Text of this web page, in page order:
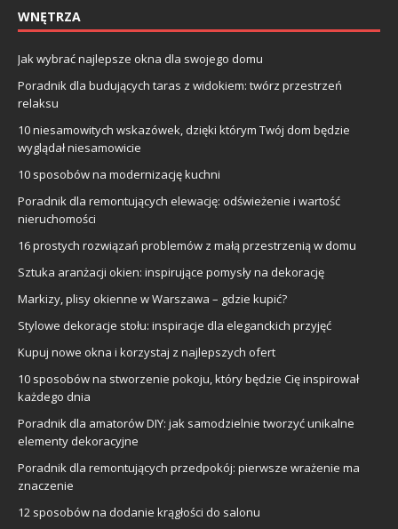
WNĘTRZA
Jak wybrać najlepsze okna dla swojego domu
Poradnik dla budujących taras z widokiem: twórz przestrzeń
relaksu
10 niesamowitych wskazówek, dzięki którym Twój dom będzie
wyglądał niesamowicie
10 sposobów na modernizację kuchni
Poradnik dla remontujących elewację: odświeżenie i wartość
nieruchomości
16 prostych rozwiązań problemów z małą przestrzenią w domu
Sztuka aranżacji okien: inspirujące pomysły na dekorację
Markizy, plisy okienne w Warszawa – gdzie kupić?
Stylowe dekoracje stołu: inspiracje dla eleganckich przyjęć
Kupuj nowe okna i korzystaj z najlepszych ofert
10 sposobów na stworzenie pokoju, który będzie Cię inspirował
każdego dnia
Poradnik dla amatorów DIY: jak samodzielnie tworzyć unikalne
elementy dekoracyjne
Poradnik dla remontujących przedpokój: pierwsze wrażenie ma
znaczenie
12 sposobów na dodanie krągłości do salonu